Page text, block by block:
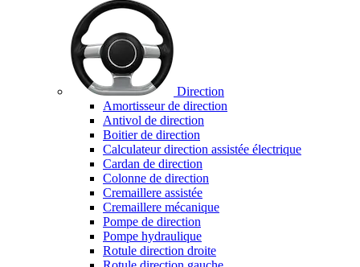
Direction
Amortisseur de direction
Antivol de direction
Boitier de direction
Calculateur direction assistée électrique
Cardan de direction
Colonne de direction
Cremaillere assistée
Cremaillere mécanique
Pompe de direction
Pompe hydraulique
Rotule direction droite